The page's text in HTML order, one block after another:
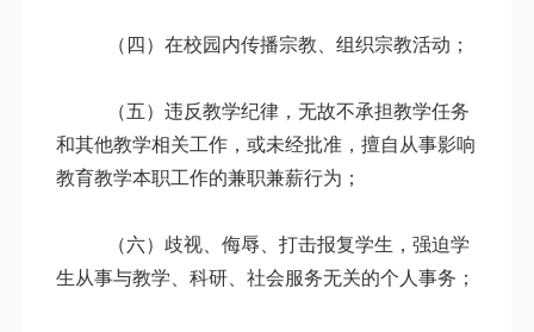
（四）在校园内传播宗教、组织宗教活动；
（五）违反教学纪律，无故不承担教学任务
和其他教学相关工作，或未经批准，擅自从事影响
教育教学本职工作的兼职兼薪行为；
（六）歧视、侮辱、打击报复学生，强迫学
生从事与教学、科研、社会服务无关的个人事务；